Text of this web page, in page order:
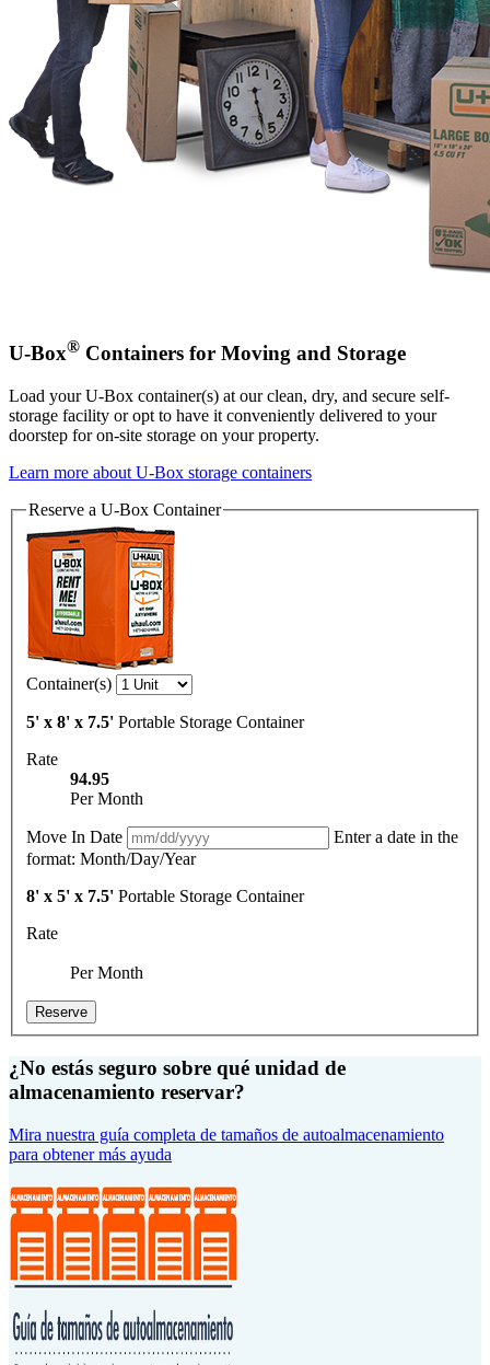
U-Box® Containers for Moving and Storage
Load yourU-Box container(s) at our clean, dry, and secure self-
storage facility or opt to have it conveniently delivered to your
doorstep for on-site storage on your property.
Learn more about U-Box storage containers
Reserve a U-Box Container
Container(s)
5' x 8' x 7.5' Portable Storage Container
Rate
94.95
Per Month
Move In Date
Enter a date in the
format: Month/Day/Year
8' x 5' x 7.5' Portable Storage Container
Rate
Per Month
Reserve
¿No estás seguro sobre qué unidad de
almacenamiento reservar?
Mira nuestra guía completa de tamaños de autoalmacenamiento
para obtener más ayuda